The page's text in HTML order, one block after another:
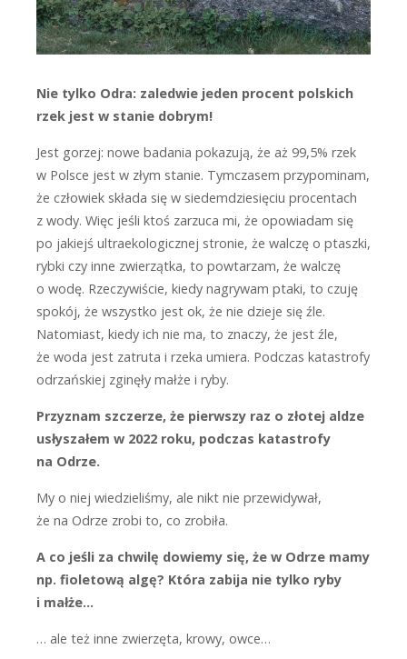
Nie tylko Odra: zaledwie jeden procent polskich
rzek jest w stanie dobrym!
Jest gorzej: nowe badania pokazują, że aż 99,5% rzek
w Polsce jest w złym stanie. Tymczasem przypominam,
że człowiek składa się w siedemdziesięciu procentach
z wody. Więc jeśli ktoś zarzuca mi, że opowiadam się
po jakiejś ultraekologicznej stronie, że walczę o ptaszki,
rybki czy inne zwierzątka, to powtarzam, że walczę
o wodę. Rzeczywiście, kiedy nagrywam ptaki, to czuję
spokój, że wszystko jest ok, że nie dzieje się źle.
Natomiast, kiedy ich nie ma, to znaczy, że jest źle,
że woda jest ­zatruta i rzeka umiera. Podczas kata­strofy
­odrzańskiej zginęły małże i ryby.
Przyznam szczerze, że pierwszy raz o złotej aldze
usłyszałem w 2022 roku, podczas katastrofy
na Odrze.
My o niej wiedzieliśmy, ale nikt nie przewidywał,
że na Odrze zrobi to, co zrobiła.
A co jeśli za chwilę dowiemy się, że w Odrze mamy
np. fioletową algę? Która zabija nie tylko ryby
i małże…
… ale też inne zwierzęta, krowy, owce…